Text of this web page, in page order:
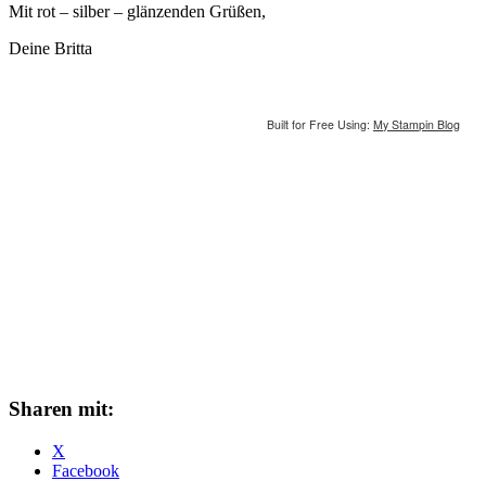
Mit rot – silber – glänzenden Grüßen,
Deine Britta
Built for Free Using: My Stampin Blog
Sharen mit:
X
Facebook